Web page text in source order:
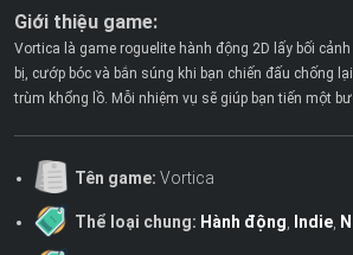
Giới thiệu game:
Vortica là game roguelite hành động 2D lấy bối
bị, cướp bóc và bắn súng khi bạn chiến đấu chống
trùm khổng lồ. Mỗi nhiệm vụ sẽ giúp bạn tiến một
Tên game: Vortica
Thể loại chung: Hành động, Indie,